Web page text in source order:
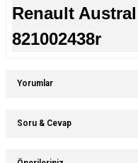
Renault
821002438r
Yorumlar
Soru & Cevap